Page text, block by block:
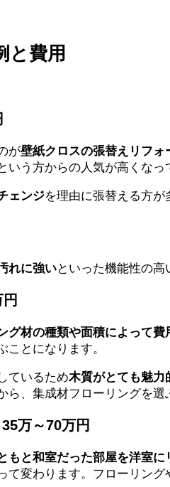
と費用
が壁紙クロスの張替えリフォ
いう方からの人気が高くなっ
ェンジを理由に張替える方
れに強いといった機能性の高
グ材の種類や面積によって費
ことになります。
ているため木質がとても魅力
ら、集成材フローリングを選
万～70万円
もと和室だった部屋を洋室
て変わります。フローリン